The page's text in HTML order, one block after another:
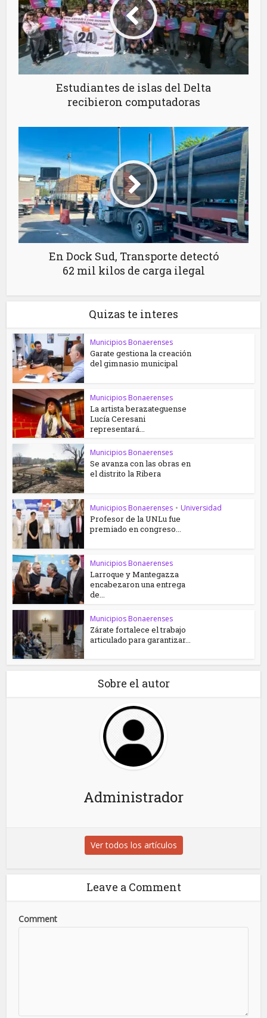
Estudiantes de islas del Delta
recibieron computadoras
En Dock Sud, Transporte detectó
62 mil kilos de carga ilegal
Quizas te interes
Municipios Bonaerenses
Garate gestiona la creación
del gimnasio municipal
Municipios Bonaerenses
La artista berazateguense
Lucía Ceresani
representará...
Municipios Bonaerenses
Se avanza con las obras en
el distrito la Ribera
Municipios Bonaerenses • Universidad
Profesor de la UNLu fue
premiado en congreso...
Municipios Bonaerenses
Larroque y Mantegazza
encabezaron una entrega
de...
Municipios Bonaerenses
Zárate fortalece el trabajo
articulado para garantizar...
Sobre el autor
Administrador
Ver todos los artículos
Leave a Comment
Comment